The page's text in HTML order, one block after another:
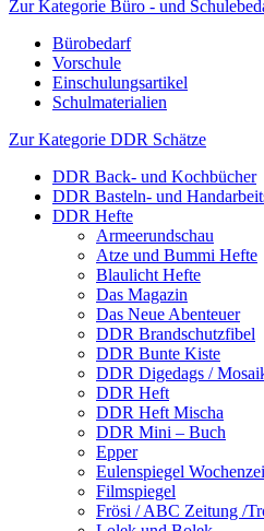
Zur Kategorie Büro - und
Bürobedarf
Vorschule
Einschulungsartikel
Schulmaterialien
Zur Kategorie DDR Schätze
DDR Back- und Kochbücher
DDR Basteln- und
DDR Hefte
Armeerundschau
Atze und Bummi Hefte
Blaulicht Hefte
Das Magazin
Das Neue Abenteuer
DDR Brandschutzfibel
DDR Bunte Kiste
DDR Digedags /
DDR Heft
DDR Heft Mischa
DDR Mini – Buch
Epper
Eulenspiegel
Filmspiegel
Frösi / ABC Zeitung /